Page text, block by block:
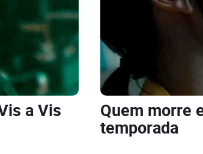
a Vis Quem morre
temporada